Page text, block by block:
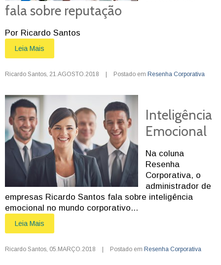
fala sobre reputação
Por Ricardo Santos
Leia Mais
Ricardo Santos 21.AGOSTO.2018 | Postado em Resenha Corporativa
Inteligência
Emocional
Na coluna
Resenha
Corporativa, o
administrador de
empresas Ricardo Santos fala sobre inteligência
emocional no mundo corporativo...
Leia Mais
Ricardo Santos 05.MARÇO.2018 | Postado em Resenha Corporativa